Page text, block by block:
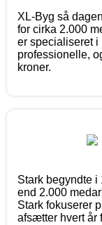
XL-Byg så
for cirka 2.000
er specialiseret i
professionelle,
kroner.
Stark begyndte i
end 2.000
Stark fokuserer
afsætter hvert år